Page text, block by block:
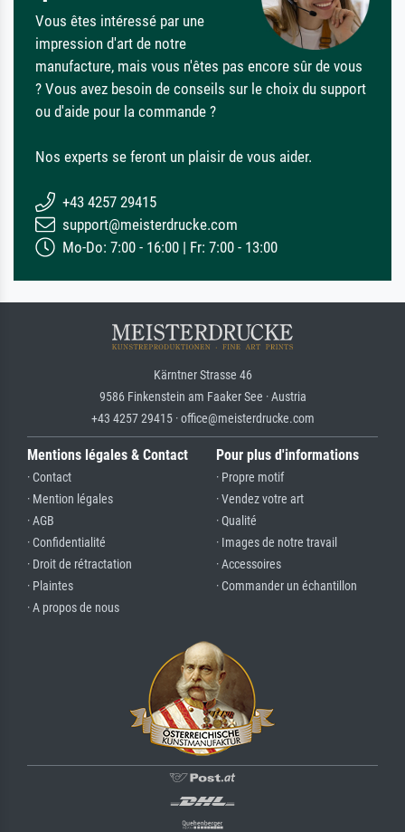
Vous êtes intéressé par une
impression d'art de notre
manufacture, mais vous n'êtes pas encore sûr de vous
? Vous avez besoin de conseils sur le choix du support
ou d'aide pour la commande ?
Nos experts se feront un plaisir de vous aider.
+43 4257 29415
support@meisterdrucke.com
Mo-Do: 7:00 - 16:00 | Fr: 7:00 - 13:00
Kärntner Strasse 46
9586 Finkenstein am Faaker See · Austria
+43 4257 29415 · office@meisterdrucke.com
Mentions légales & Contact
· Contact
· Mention légales
· AGB
· Confidentialité
· Droit de rétractation
· Plaintes
· A propos de nous
Pour plus d'informations
· Propre motif
· Vendez votre art
· Qualité
· Images de notre travail
· Accessoires
· Commander un échantillon